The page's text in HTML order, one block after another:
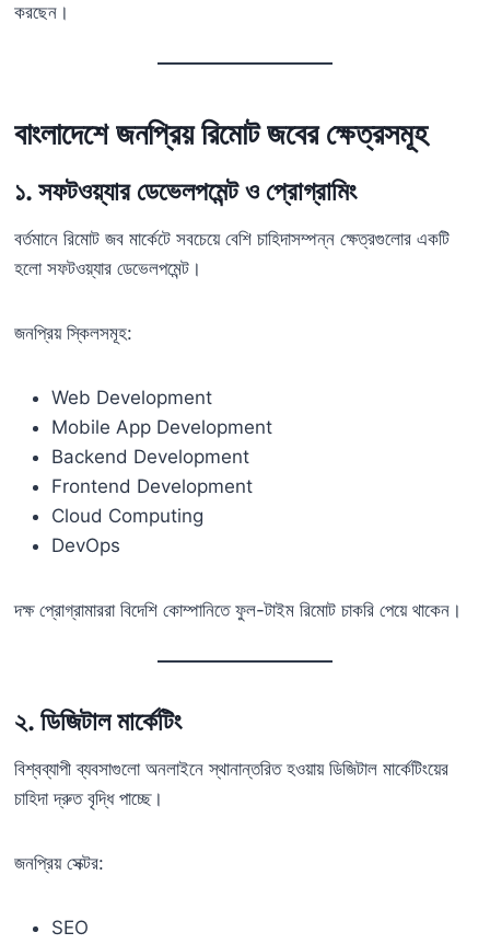
করছেন।
বাংলাদেশে জনপ্রিয় রিমোট জবের ক্ষেত্রসমূহ
১. সফটওয়্যার ডেভেলপমেন্ট ও প্রোগ্রামিং
বর্তমানে রিমোট জব মার্কেটে সবচেয়ে বেশি চাহিদাসম্পন্ন ক্ষেত্রগুলোর একটি
হলো সফটওয়্যার ডেভেলপমেন্ট।
জনপ্রিয় স্কিলসমূহ:
Web Development
Mobile App Development
Backend Development
Frontend Development
Cloud Computing
DevOps
দক্ষ প্রোগ্রামাররা বিদেশি কোম্পানিতে ফুল-টাইম রিমোট চাকরি পেয়ে থাকেন।
২. ডিজিটাল মার্কেটিং
বিশ্বব্যাপী ব্যবসাগুলো অনলাইনে স্থানান্তরিত হওয়ায় ডিজিটাল মার্কেটিংয়ের
চাহিদা দ্রুত বৃদ্ধি পাচ্ছে।
জনপ্রিয় সেক্টর:
SEO